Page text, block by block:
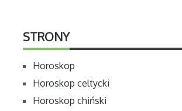
STRONY
Horoskop
Horoskop celtycki
Horoskop chiński